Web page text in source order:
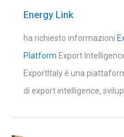
Energy Link
ha richiesto informazioni
Platform Export
ExportItaly è una
di export intelligence,